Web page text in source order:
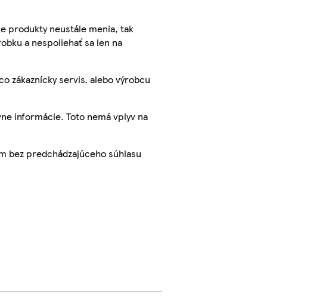
produkty neustále menia, tak
a nespoliehať sa len na
zákaznícky servis, alebo výrobcu
informácie. Toto nemá vplyv na
bez predchádzajúceho súhlasu